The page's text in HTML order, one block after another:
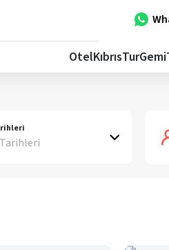
OtelKıbrısTurGemi
Tarihleri